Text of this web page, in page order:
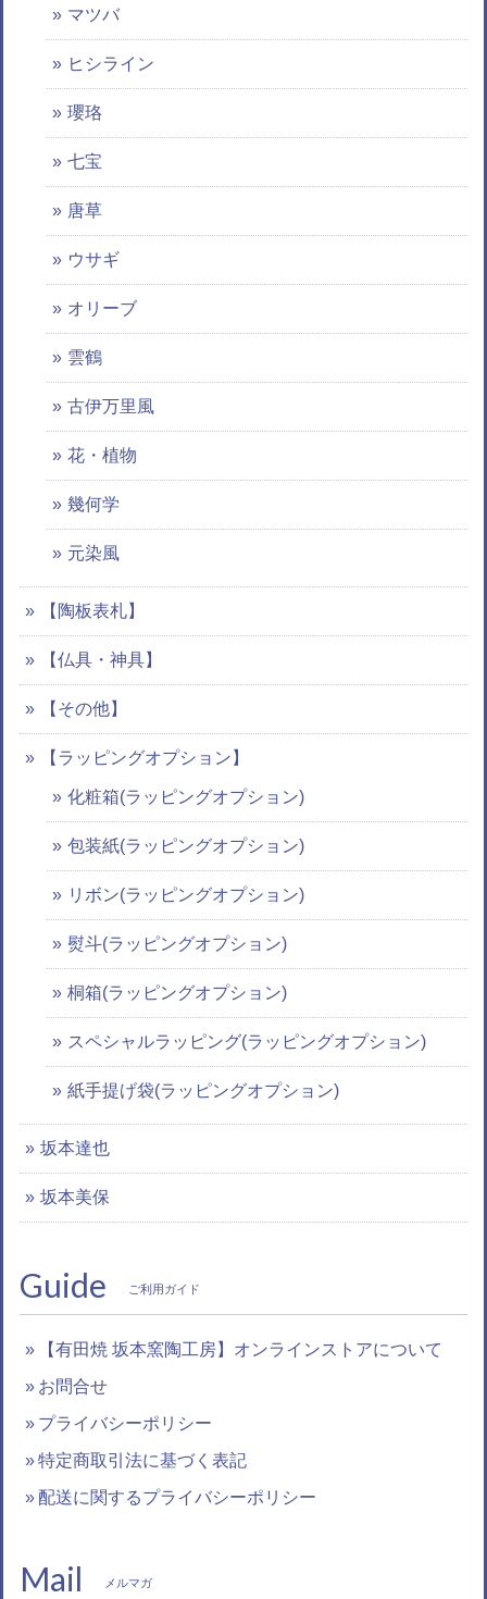
マツバ
ヒシライン
瓔珞
七宝
唐草
ウサギ
オリーブ
雲鶴
古伊万里風
花・植物
幾何学
元染風
【陶板表札】
【仏具・神具】
【その他】
【ラッピングオプション】
化粧箱(ラッピングオプション)
包装紙(ラッピングオプション)
リボン(ラッピングオプション)
熨斗(ラッピングオプション)
桐箱(ラッピングオプション)
スペシャルラッピング(ラッピングオプション)
紙手提げ袋(ラッピングオプション)
坂本達也
坂本美保
Guide ご利用ガイド
【有田焼 坂本窯陶工房】オンラインストアについて
お問合せ
プライバシーポリシー
特定商取引法に基づく表記
配送に関するプライバシーポリシー
Mail メルマガ